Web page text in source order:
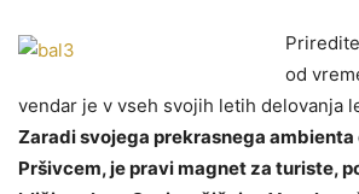
od
vendar je v vseh svojih letih delovanja
Zaradi svojega prekrasnega ambienta
Pršivcem, je pravi magnet za turiste,